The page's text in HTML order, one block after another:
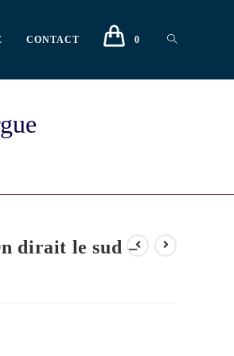
CONTACT 0
dirait le sud –